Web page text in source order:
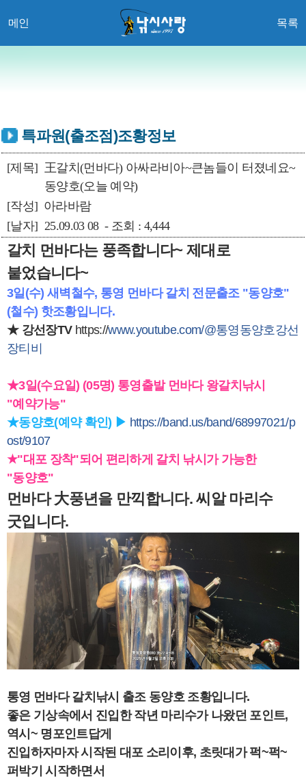
메인 목록
특파원(출조점)조황정보
[제목] 王갈치(먼바다) 아싸라비아~큰놈들이 터졌네요~
동양호(오늘 예약)
[작성] 아라바람
[날자] 25.09.03 08 - 조회 : 4,444
갈치 먼바다는 풍족합니다~ 제대로
붙었습니다~
3일(수) 새벽철수, 통영 먼바다 갈치 전문출조 "동양호"
(철수) 핫조황입니다.
★ 강선장TV https://www.youtube.com/@통영동양호강선
장티비
★3일(수요일) (05명) 통영출발 먼바다 왕갈치낚시
"예약가능"
★동양호(예약 확인) ▶ https://band.us/band/68997021/p
ost/9107
★"대포 장착"되어 편리하게 갈치 낚시가 가능한
"동양호"
먼바다 大풍년을 만끽합니다. 씨알 마리수
굿입니다.
통영 먼바다 갈치낚시 출조 동양호 조황입니다.
좋은 기상속에서 진입한 작년 마리수가 나왔던 포인트,
역시~ 명포인트답게
진입하자마자 시작된 대포 소리이후, 초릿대가 퍽~퍽~
퍼박기 시작하면서